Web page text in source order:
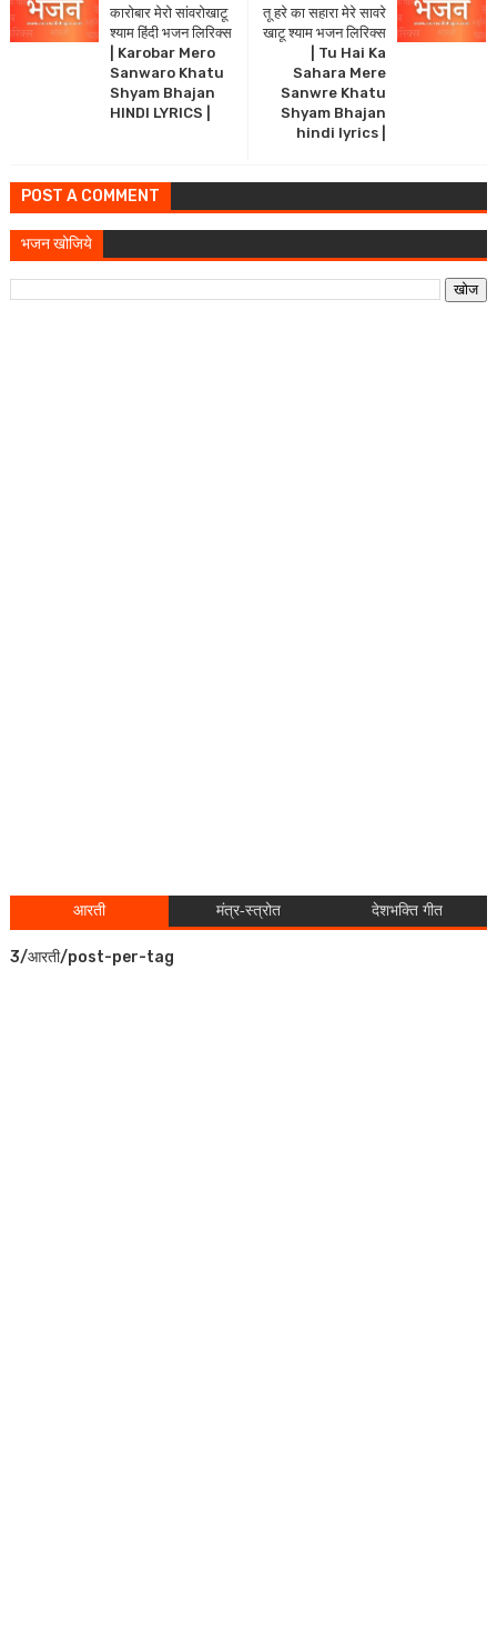
तू हरे का सहारा मेरे सावरे
खाटू श्याम भजन लिरिक्स
| Tu Hai Ka
Sahara Mere
Sanwre Khatu
Shyam Bhajan
hindi lyrics |
कारोबार मेरो सांवरोखाटू
श्याम हिंदी भजन लिरिक्स
| Karobar Mero
Sanwaro Khatu
Shyam Bhajan
HINDI LYRICS |
POST A COMMENT
भजन खोजिये
आरती मंत्र-स्त्रोत देशभक्ति गीत
3/आरती/post-per-tag